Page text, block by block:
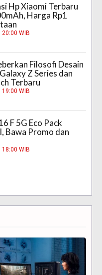
Hp Xiaomi Terbaru
Harga Rp1
WIB
Filosofi Desain
Z Series dan
Terbaru
WIB
F 5G Eco Pack
Bawa Promo dan
WIB